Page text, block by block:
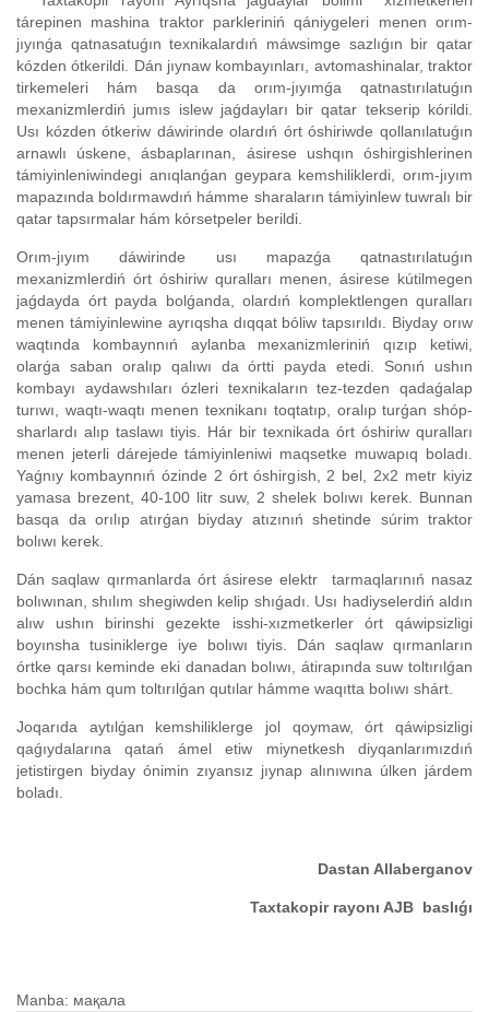
tárepinen mashina traktor parkleriniń qániygeleri menen orım-
jıyınǵa qatnasatuǵın texnikalardıń máwsimge sazlıǵın bir qatar
kózden ótkerildi. Dán jıynaw kombayınları, avtomashinalar, traktor
tirkemeleri hám basqa da orım-jıyımǵa qatnastırılatuǵın
mexanizmlerdiń jumıs islew jaǵdayları bir qatar tekserip kórildi.
Usı kózden ótkeriw dáwirinde olardıń órt óshiriwde qollanılatuǵın
arnawlı úskene, ásbaplarınan, ásirese ushqın óshirgishlerinen
támiyinleniwindegi anıqlanǵan geypara kemshiliklerdi, orım-jıyım
mapazında boldırmawdıń hámme sharaların támiyinlew tuwralı bir
qatar tapsırmalar hám kórsetpeler berildi.
Orım-jıyım dáwirinde usı mapazǵa qatnastırılatuǵın
mexanizmlerdiń órt óshiriw quralları menen, ásirese kútilmegen
jaǵdayda órt payda bolǵanda, olardıń komplektlengen quralları
menen támiyinlewine ayrıqsha dıqqat bóliw tapsırıldı. Biyday orıw
waqtında kombaynnıń aylanba mexanizmleriniń qızıp ketiwi,
olarǵa saban oralıp qalıwı da órtti payda etedi. Sonıń ushın
kombayı aydawshıları ózleri texnikaların tez-tezden qadaǵalap
turıwı, waqtı-waqtı menen texnikanı toqtatıp, oralıp turǵan shóp-
sharlardı alıp taslawı tiyis. Hár bir texnikada órt óshiriw quralları
menen jeterli dárejede támiyinleniwi maqsetke muwapıq boladı.
Yaǵnıy kombaynnıń ózinde 2 órt óshirgish, 2 bel, 2x2 metr kiyiz
yamasa brezent, 40-100 litr suw, 2 shelek bolıwı kerek. Bunnan
basqa da orılıp atırǵan biyday atızınıń shetinde súrim traktor
bolıwı kerek.
Dán saqlaw qırmanlarda órt ásirese elektr tarmaqlarınıń nasaz
bolıwınan, shılım shegiwden kelip shıǵadı. Usı hadiyselerdiń aldın
alıw ushın birinshi gezekte isshi-xızmetkerler órt qáwipsizligi
boyınsha tusiniklerge iye bolıwı tiyis. Dán saqlaw qırmanların
órtke qarsı keminde eki danadan bolıwı, átirapında suw toltırılǵan
bochka hám qum toltırılǵan qutılar hámme waqıtta bolıwı shárt.
Joqarıda aytılǵan kemshiliklerge jol qoymaw, órt qáwipsizligi
qaǵıydalarına qatań ámel etiw miynetkesh diyqanlarımızdıń
jetistirgen biyday ónimin zıyansız jıynap alınıwına úlken járdem
boladı.
Dastan Allaberganov
Taxtakopir rayonı AJB baslıǵı
Manba: мақала